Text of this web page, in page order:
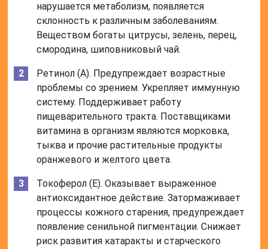
нарушается метаболизм, появляется
склонность к различным заболеваниям.
Веществом богаты цитрусы, зелень, перец,
смородина, шиповниковый чай.
Ретинол (A). Предупреждает возрастные
проблемы со зрением. Укрепляет иммунную
систему. Поддерживает работу
пищеварительного тракта. Поставщиками
витамина в организм являются морковка,
тыква и прочие растительные продукты
оранжевого и желтого цвета.
Токоферол (E). Оказывает выраженное
антиоксидантное действие. Затормаживает
процессы кожного старения, предупреждает
появление сенильной пигментации. Снижает
риск развития катаракты и старческого